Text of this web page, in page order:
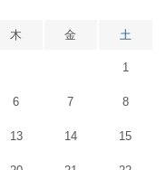
木 金 土
1
6 7 8
13 14 15